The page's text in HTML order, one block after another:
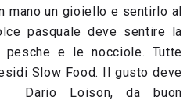
mano un gioiello e sentirlo al
pasquale deve sentire la
pesche e le nocciole. Tutte
Slow Food. Il gusto deve
Dario Loison, da buon